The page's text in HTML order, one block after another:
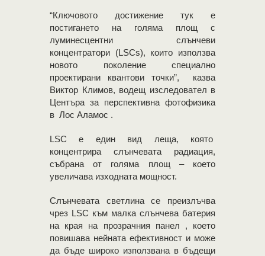
“Ключовото достижение тук е
постигането на голяма площ с
луминесцентни слънчеви
концентратори (LSCs), които използва
новото поколение специално
проектирани квантови точки”, казва
Виктор Климов, водещ изследовател в
Центъра за перспективна фотофизика
в Лос Аламос .
LSC е един вид леща, която
концентрира слънчевата радиация,
събрана от голяма площ – което
увеличава изходната мощност.
Слънчевата светлина се преизлъчва
чрез LSC към малка слънчева батерия
на края на прозрачния панел , което
повишава нейната ефективност и може
да бъде широко използвана в бъдещи